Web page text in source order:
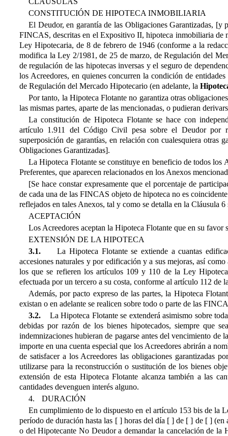
CONSTITUCIÓN DE HIPOTECA INMOBILIARIA
El Deudor, en garantía de las Obligaciones Garantizadas, [y
FINCAS, descritas en el Expositivo II, hipoteca inmobiliaria de
Ley Hipotecaria, de 8 de febrero de 1946 (conforme a la
modifica la Ley 2/1981, de 25 de marzo, de Regulación del
de regulación de las hipotecas inversas y el seguro de
los Acreedores, en quienes concurren la condición de
de Regulación del Mercado Hipotecario (en adelante, la 
Por tanto, la Hipoteca Flotante no garantiza otras
las mismas partes, aparte de las mencionadas, o pudieran
La constitución de Hipoteca Flotante se hace con
artículo 1.911 del Código Civil pesa sobre el Deudor por
superposición de garantías, en relación con cualesquiera otras
Obligaciones Garantizadas].
La Hipoteca Flotante se constituye en beneficio de todos los
Preferentes, que aparecen relacionados en los Anexos
[Se hace constar expresamente que el porcentaje de
de cada una de las FINCAS objeto de hipoteca no es
reflejados en tales Anexos, tal y como se detalla en la Cláusula
ACEPTACIÓN
Los Acreedores aceptan la Hipoteca Flotante que en su favor
EXTENSIÓN DE LA HIPOTECA
3.1.
La Hipoteca Flotante se extiende a cuantas
accesiones naturales y por edificación y a sus mejoras, así
los que se refieren los artículos 109 y 110 de la Ley
efectuada por un tercero a su costa, conforme al artículo 112 de
Además, por pacto expreso de las partes, la Hipoteca
existan o en adelante se realicen sobre todo o parte de las
3.2.
La Hipoteca Flotante se extenderá asimismo sobre
debidas por razón de los bienes hipotecados, siempre que
indemnizaciones hubieran de pagarse antes del vencimiento de
importe en una cuenta especial que los Acreedores abrirán a
de satisfacer a los Acreedores las obligaciones garantizadas
utilizarse para la reconstrucción o sustitución de los bienes
extensión de esta Hipoteca Flotante alcanza también a las
cantidades devenguen interés alguno.
4.
DURACIÓN
En cumplimiento de lo dispuesto en el artículo 153 bis de la
período de duración hasta las [ ] horas del día [ ] de [ ] de [ ] (en
o del Hipotecante No Deudor a demandar la cancelación de la